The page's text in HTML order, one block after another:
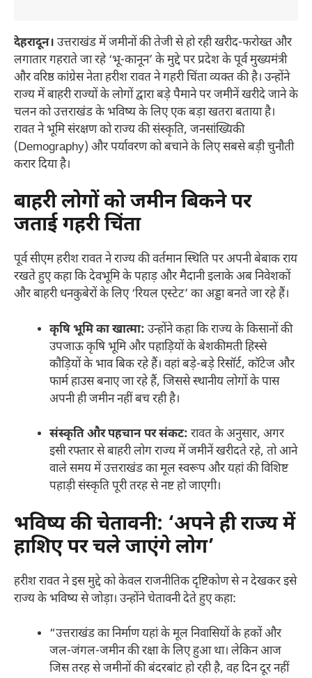
देहरादून। उत्तराखंड में जमीनों की तेजी से हो रही खरीद-फरोख्त और
लगातार गहराते जा रहे ‘भू-कानून’ के मुद्दे पर प्रदेश के पूर्व मुख्यमंत्री
और वरिष्ठ कांग्रेस नेता हरीश रावत ने गहरी चिंता व्यक्त की है। उन्होंने
राज्य में बाहरी राज्यों के लोगों द्वारा बड़े पैमाने पर जमीनें खरीदे जाने के
चलन को उत्तराखंड के भविष्य के लिए एक बड़ा खतरा बताया है।
रावत ने भूमि संरक्षण को राज्य की संस्कृति, जनसांख्यिकी
(Demography) और पर्यावरण को बचाने के लिए सबसे बड़ी चुनौती
करार दिया है।
बाहरी लोगों को जमीन बिकने पर
जताई गहरी चिंता
पूर्व सीएम हरीश रावत ने राज्य की वर्तमान स्थिति पर अपनी बेबाक राय
रखते हुए कहा कि देवभूमि के पहाड़ और मैदानी इलाके अब निवेशकों
और बाहरी धनकुबेरों के लिए ‘रियल एस्टेट’ का अड्डा बनते जा रहे हैं।
कृषि भूमि का खात्मा: उन्होंने कहा कि राज्य के किसानों की
उपजाऊ कृषि भूमि और पहाड़ियों के बेशकीमती हिस्से
कौड़ियों के भाव बिक रहे हैं। वहां बड़े-बड़े रिसॉर्ट, कॉटेज और
फार्म हाउस बनाए जा रहे हैं, जिससे स्थानीय लोगों के पास
अपनी ही जमीन नहीं बच रही है।
संस्कृति और पहचान पर संकट: रावत के अनुसार, अगर
इसी रफ्तार से बाहरी लोग राज्य में जमीनें खरीदते रहे, तो आने
वाले समय में उत्तराखंड का मूल स्वरूप और यहां की विशिष्ट
पहाड़ी संस्कृति पूरी तरह से नष्ट हो जाएगी।
भविष्य की चेतावनी: ‘अपने ही राज्य में
हाशिए पर चले जाएंगे लोग’
हरीश रावत ने इस मुद्दे को केवल राजनीतिक दृष्टिकोण से न देखकर इसे
राज्य के भविष्य से जोड़ा। उन्होंने चेतावनी देते हुए कहा:
“उत्तराखंड का निर्माण यहां के मूल निवासियों के हकों और
जल-जंगल-जमीन की रक्षा के लिए हुआ था। लेकिन आज
जिस तरह से जमीनों की बंदरबांट हो रही है, वह दिन दूर नहीं